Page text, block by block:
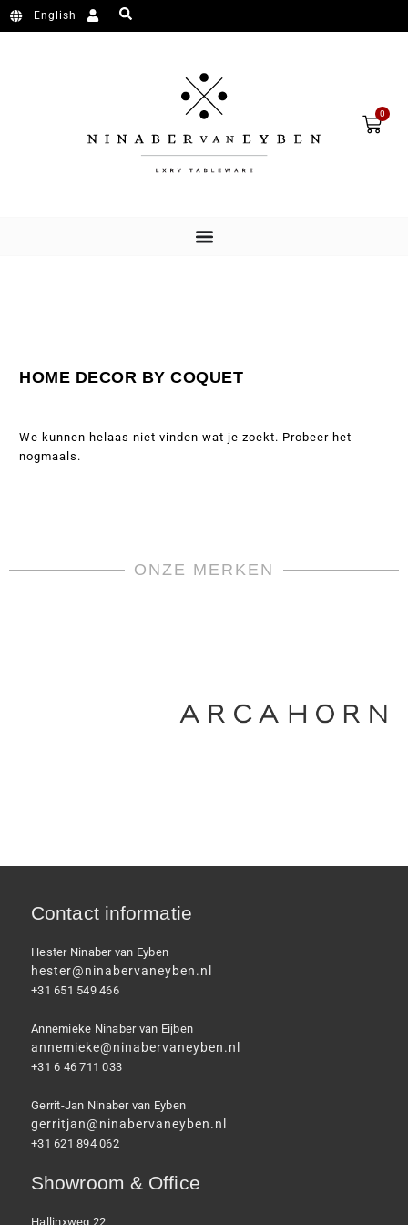
English
0
HOME DECOR BY COQUET
We kunnen helaas niet vinden wat je zoekt. Probeer het
nogmaals.
ONZE MERKEN
Contact informatie
Hester Ninaber van Eyben
hester@ninabervaneyben.nl
+31 651 549 466
Annemieke Ninaber van Eijben
annemieke@ninabervaneyben.nl
+31 6 46 711 033
Gerrit-Jan Ninaber van Eyben
gerritjan@ninabervaneyben.nl
+31 621 894 062
Showroom & Office
Hallinxweg 22